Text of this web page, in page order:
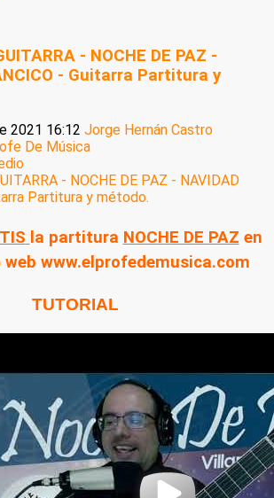
- NOCHE DE PAZ -
- Guitarra Partitura y
2021 16:12 Jorge Hernán Castro
De Música
la partitura NOCHE DE PAZ en
www.elprofedemusica.com
TUTORIAL